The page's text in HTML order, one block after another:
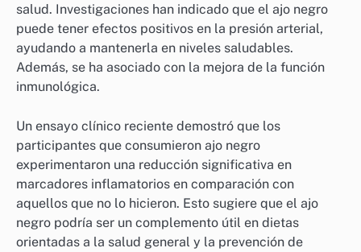
salud. Investigaciones han indicado que el ajo negro
puede tener efectos positivos en la presión arterial,
ayudando a mantenerla en niveles saludables.
Además, se ha asociado con la mejora de la función
inmunológica.
Un ensayo clínico reciente demostró que los
participantes que consumieron ajo negro
experimentaron una reducción significativa en
marcadores inflamatorios en comparación con
aquellos que no lo hicieron. Esto sugiere que el ajo
negro podría ser un complemento útil en dietas
orientadas a la salud general y la prevención de